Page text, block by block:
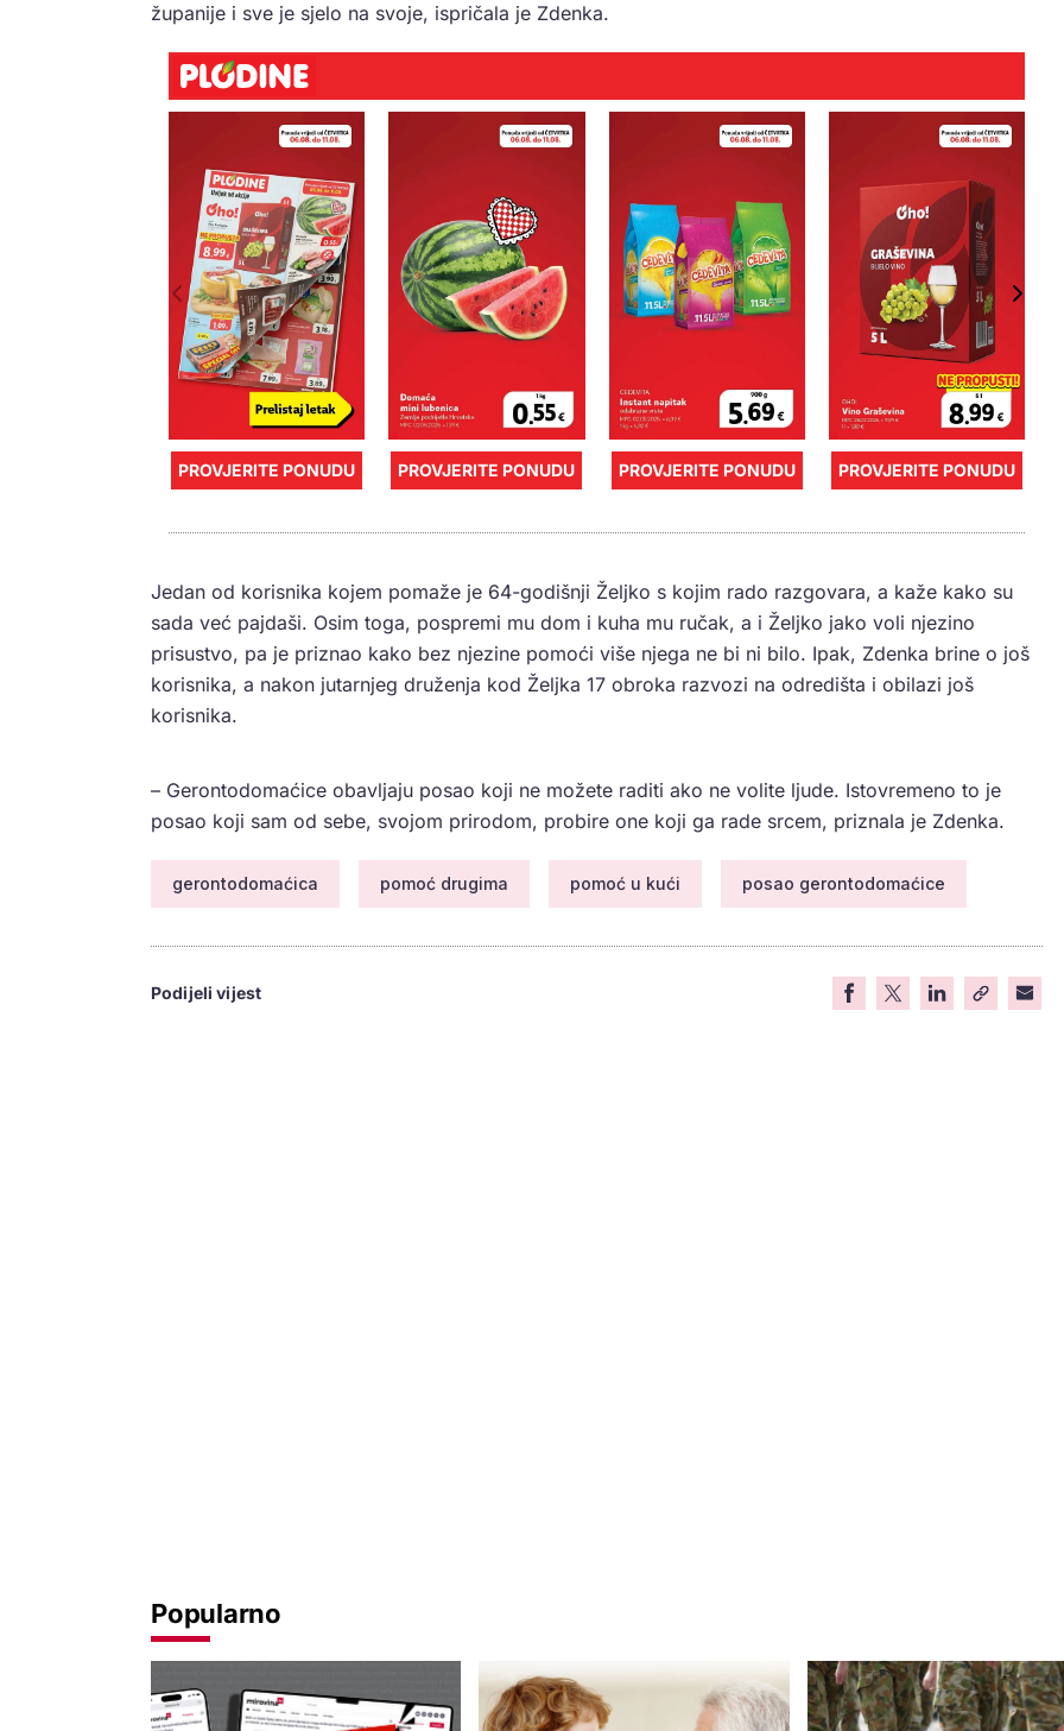
županije i sve je sjelo na svoje, ispričala je Zdenka.
PROVJERITE PONUDU PROVJERITE PONUDU PROVJERITE PONUDU PROVJERITE PONUDU
Jedan od korisnika kojem pomaže je 64-godišnji Željko s kojim rado razgovara, a kaže kako su
sada već pajdaši. Osim toga, pospremi mu dom i kuha mu ručak, a i Željko jako voli njezino
prisustvo, pa je priznao kako bez njezine pomoći više njega ne bi ni bilo. Ipak, Zdenka brine o još
korisnika, a nakon jutarnjeg druženja kod Željka 17 obroka razvozi na odredišta i obilazi još
korisnika.
– Gerontodomaćice obavljaju posao koji ne možete raditi ako ne volite ljude. Istovremeno to je
posao koji sam od sebe, svojom prirodom, probire one koji ga rade srcem, priznala je Zdenka.
gerontodomaćica pomoć drugima pomoć u kući posao gerontodomaćice
Podijeli vijest
Popularno